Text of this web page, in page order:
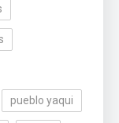
pueblo yaqui